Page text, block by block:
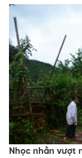
Nhọc nhằn vượt